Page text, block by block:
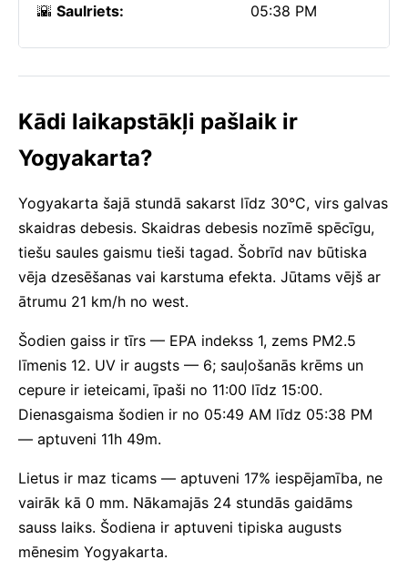
🌇 Saulriets: 05:38 PM
Kādi laikapstākļi pašlaik ir
Yogyakarta?
Yogyakarta šajā stundā sakarst līdz 30°C, virs galvas
skaidras debesis. Skaidras debesis nozīmē spēcīgu,
tiešu saules gaismu tieši tagad. Šobrīd nav būtiska
vēja dzesēšanas vai karstuma efekta. Jūtams vējš ar
ātrumu 21 km/h no west.
Šodien gaiss ir tīrs — EPA indekss 1, zems PM2.5
līmenis 12. UV ir augsts — 6; sauļošanās krēms un
cepure ir ieteicami, īpaši no 11:00 līdz 15:00.
Dienasgaisma šodien ir no 05:49 AM līdz 05:38 PM
— aptuveni 11h 49m.
Lietus ir maz ticams — aptuveni 17% iespējamība, ne
vairāk kā 0 mm. Nākamajās 24 stundās gaidāms
sauss laiks. Šodiena ir aptuveni tipiska augusts
mēnesim Yogyakarta.